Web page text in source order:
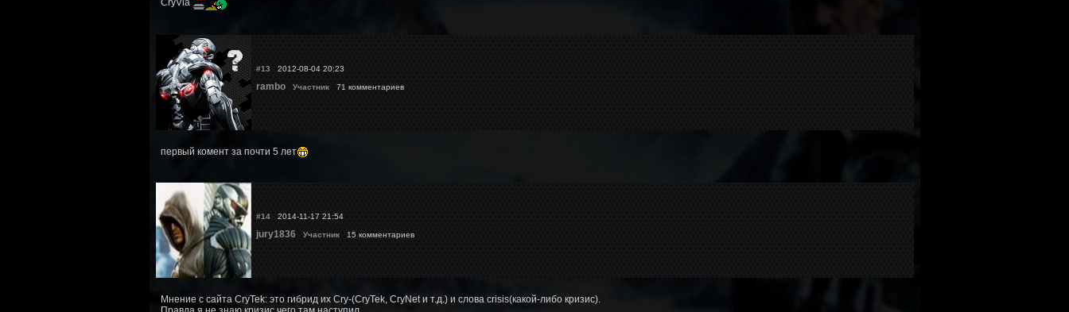
#13 2012-08-04 20:23
rambo Участник71 комментариев
первый комент за почти 5 лет
#142014-11-17 21:54
jury1836 Участник15 комментариев
Мнение с сайта CryTek: это гибрид их Cry-(CryTek, CryNet и т.д.) и слова crisis(какой-либо кризис).